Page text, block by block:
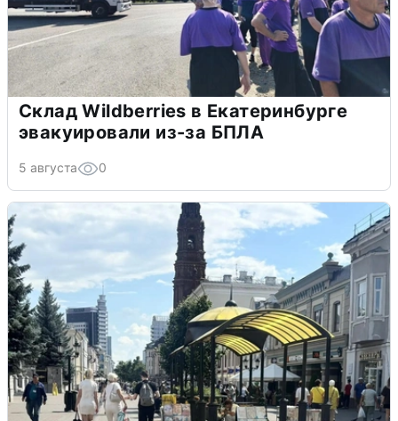
Склад Wildberries в Екатеринбурге
эвакуировали из-за БПЛА
5 августа 0